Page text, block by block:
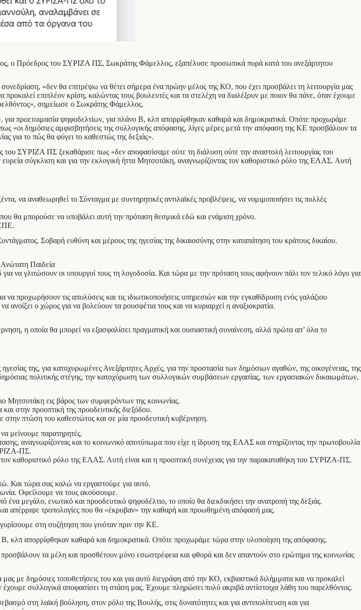
ο Πρόεδρος του ΣΥΡΙΖΑ ΠΣ, Σωκράτης Φάμελλος, εξαπέλυσε προσωπικά πυρά κατά του ανεξάρτητου
«δεν θα επιτρέψω να θέτει σήμερα ένα πρώην μέλος της ΚΟ, που έχει προσβάλει τη λειτουργία μας
επιπλέον κρίση, καλώντας τους βουλευτές και τα στελέχη να διαλέξουν με ποιον θα πάνε, όταν έχουμε
σημείωσε ο Σωκράτης Φάμελλος.
για προετοιμασία ψηφοδελτίων, για πλάνο Β, κλπ απορρίφθηκαν καθαρά και δημοκρατικά. Οπότε προχωράμε
δημόσιες αμφισβητήσεις της συλλογικής απόφασης, λίγες μέρες μετά την απόφαση της ΚΕ προσβάλουν τα
για το πώς θα φύγει το καθεστώς της δεξιάς».
ΣΥΡΙΖΑ ΠΣ ξεκαθάρισε πως «δεν αποφασίσαμε ούτε τη διάλυση ούτε την αναστολή λειτουργίας του
σύγκλιση και για την εκλογική ήττα Μητσοτάκη, αναγνωρίζοντας τον καθοριστικό ρόλο της ΕΛΑΣ. Αυτή
να αναθεωρηθεί το Σύνταγμα με συντηρητικές αντιλαϊκές προβλέψεις, να νομιμοποιήσει τις πολλές
θα μπορούσε να υποβάλει αυτή την πρόταση θεσμικά εδώ και ενάμιση χρόνο.
Σοβαρή ευθύνη και μέρους της ηγεσίας της δικαιοσύνης στην καταπάτηση του κράτους δικαίου.
Παιδεία
να γλιτώσουν οι υπουργοί τους τη λογοδοσία. Και τώρα με την πρόταση τους αφήνουν πάλι τον τελικό λόγο για
προχωρήσουν τις απολύσεις και τις ιδιωτικοποιήσεις υπηρεσιών και την εγκαθίδρυση ενός γαλάζιου
ο χώρος για να βολεύουν τα ρουσφέτια τους και να κυριαρχεί η αναξιοκρατία.
η οποία θα μπορεί να εξασφαλίσει πραγματική και ουσιαστική συναίνεση, αλλά πρώτα απ’ όλα το
της, για κατοχυρωμένες Ανεξάρτητες Αρχές, για την προστασία των δημόσιων αγαθών, της οικογένειας, της
πολιτικής στέγης, την κατοχύρωση των συλλογικών συμβάσεων εργασίας, των εργασιακών δικαιωμάτων,
εις βάρος των συμφερόντων της κοινωνίας.
στην προοπτική της προοδευτικής διεξόδου.
πτώση του καθεστώτος και σε μία προοδευτική κυβέρνηση.
μείνουμε παρατηρητές.
αναγνωρίζοντας και το κοινωνικό αποτύπωμα που είχε η ίδρυση της ΕΛΑΣ και στηρίζοντας την πρωτοβουλία
ΠΣ.
καθοριστικό ρόλο της ΕΛΑΣ. Αυτή είναι και η προοπτική συνέχειας για την παρακαταθήκη του ΣΥΡΙΖΑ-ΠΣ.
Και τώρα σας καλώ να εργαστούμε για αυτό.
Οφείλουμε να τους ακούσουμε.
μεγάλο, ενωτικό και προοδευτικό ψηφοδέλτιο, το οποίο θα διεκδικήσει την ανατροπή της δεξιάς.
απέρριψε τροπολογίες που θα «έκρυβαν» την καθαρή και προωθημένη απόφασή μας.
στη συζήτηση που γινόταν πριν την ΚΕ.
Β, κλπ απορρίφθηκαν καθαρά και δημοκρατικά. Οπότε προχωράμε τώρα στην υλοποίηση της απόφασης.
τα μέλη και προσθέτουν μόνο εσωστρέφεια και φθορά και δεν απαντούν στο ερώτημα της κοινωνίας
με δημόσιες τοποθετήσεις του και για αυτό διεγράφη από την ΚΟ, εκβιαστικά διλήμματα και να προκαλεί
συλλογικά αποφασίσει τη στάση μας. Έχουμε πληρώσει πολύ ακριβά αντίστοιχα λάθη του παρελθόντος.
στη λαϊκή βούληση, στον ρόλο της Βουλής, στις δυνατότητες και για αντιπολίτευση και για